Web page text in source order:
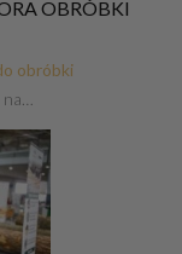
OBRÓBKI
obróbki
na…